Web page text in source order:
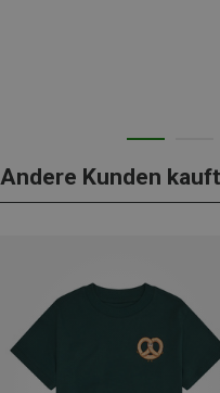
Andere Kunden